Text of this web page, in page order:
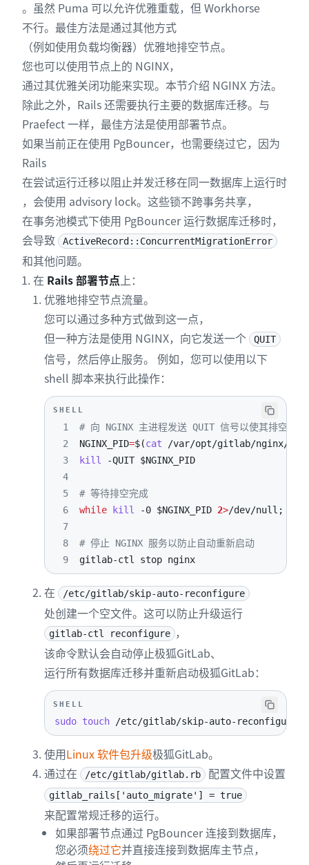
。虽然 Puma 可以允许优雅重载，但 Workhorse
不行。最佳方法是通过其他方式
（例如使用负载均衡器）优雅地排空节点。
您也可以使用节点上的 NGINX，
通过其优雅关闭功能来实现。本节介绍 NGINX 方法。
除此之外，Rails 还需要执行主要的数据库迁移。与
Praefect 一样，最佳方法是使用部署节点。
如果当前正在使用 PgBouncer，也需要绕过它，因为
Rails
在尝试运行迁移以阻止并发迁移在同一数据库上运行时
，会使用 advisory lock。这些锁不跨事务共享，
在事务池模式下使用 PgBouncer 运行数据库迁移时，
会导致
ActiveRecord::ConcurrentMigrationError
和其他问题。
在 Rails 部署节点上：
优雅地排空节点流量。
您可以通过多种方式做到这一点，
但一种方法是使用 NGINX，向它发送一个
QUIT
信号，然后停止服务。 例如，您可以使用以下
shell 脚本来执行此操作：
SHELL
1
# 向 NGINX 主进程发送 QUIT 信号以使其排空并退
2
NGINX_PID=$(cat /var/opt/gitlab/nginx/
3
kill -QUIT $NGINX_PID
4
5
# 等待排空完成
6
while kill -0 $NGINX_PID 2>/dev/null ;
7
8
# 停止 NGINX 服务以防止自动重新启动
9
gitlab-ctl stop nginx
在 /etc/gitlab/skip-auto-reconfigure
处创建一个空文件。这可以防止升级运行
gitlab-ctl reconfigure
，
该命令默认会自动停止极狐GitLab、
运行所有数据库迁移并重新启动极狐GitLab：
SHELL
sudo touch /etc/gitlab/skip-auto-reconfigure
使用Linux 软件包升级极狐GitLab。
通过在
/etc/gitlab/gitlab.rb 配置文件中设置
gitlab_rails['auto_migrate'] = true
来配置常规迁移的运行。
如果部署节点通过 PgBouncer 连接到数据库，
您必须绕过它并直接连接到数据库主节点，